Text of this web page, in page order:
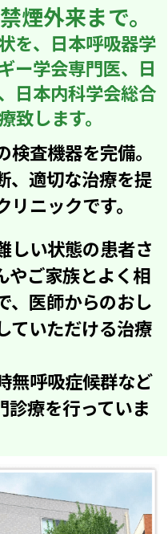
煙外来まで。
を、日本呼吸器学
ー学会専門医、日
日本内科学会総合
致します。
査機器を完備。
、適切な治療を提
ニックです。
しい状態の患者さ
やご家族とよく相
、医師からのおし
ていただける治療
無呼吸症候群など
診療を行っていま